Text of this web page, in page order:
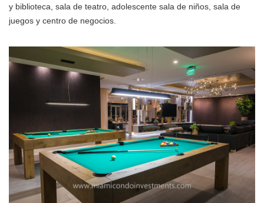
y biblioteca, sala de teatro, adolescente sala de niños, sala de
juegos y centro de negocios.